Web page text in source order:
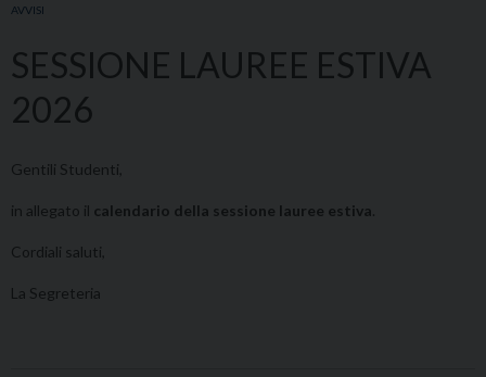
AVVISI
SESSIONE LAUREE ESTIVA
2026
Gentili Studenti,
in allegato il calendario della sessione lauree estiva
Cordiali saluti,
La Segreteria